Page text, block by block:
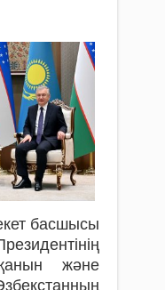
басшысы
және